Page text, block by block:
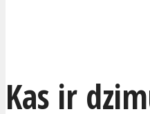
Kas ir